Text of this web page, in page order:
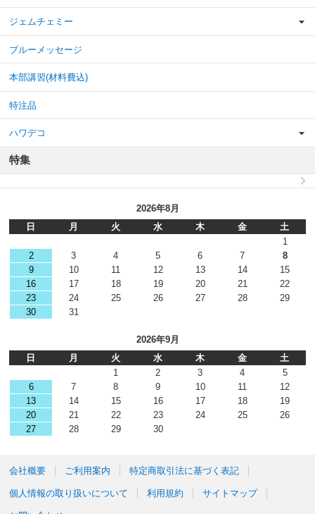
ジェムチェミー
ブルーメッセージ
本部講習(材料費込)
特注品
ハワデコ
特集
2026年8月
日
月 火 水 木 金
土
1
2
3 4 5 6 7
8
9
10 11 12 13 14
15
16
17 18 19 20 21
22
23
24 25 26 27 28
29
30
31
2026年9月
日
月 火 水 木 金
土
1
2 3 4
5
6
7 8 9 10 11
12
13
14 15 16 17 18
19
20
21 22 23 24 25
26
27
28 29 30
会社概要 ご利用案内 特定商取引法に基づく表記
個人情報の取り扱いについて 利用規約 サイトマップ